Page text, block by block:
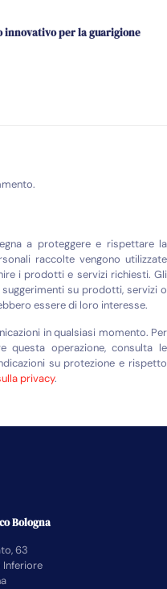
innovativo per la guarigione
a proteggere e rispettare la
raccolte vengono utilizzate
i prodotti e servizi richiesti. Gli
su prodotti, servizi o
essere di loro interesse.
in qualsiasi momento. Per
questa operazione, consulta le
su protezione e rispetto
privacy.
Bologna
63